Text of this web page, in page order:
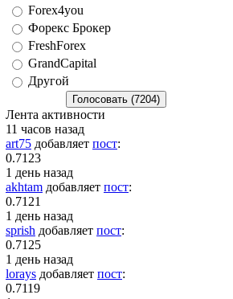
Forex4you
Форекс Брокер
FreshForex
GrandCapital
Другой
Лента активности
11 часов назад
art75 добавляет пост:
0.7123
1 день назад
akhtam добавляет пост:
0.7121
1 день назад
sprish добавляет пост:
0.7125
1 день назад
lorays добавляет пост:
0.7119